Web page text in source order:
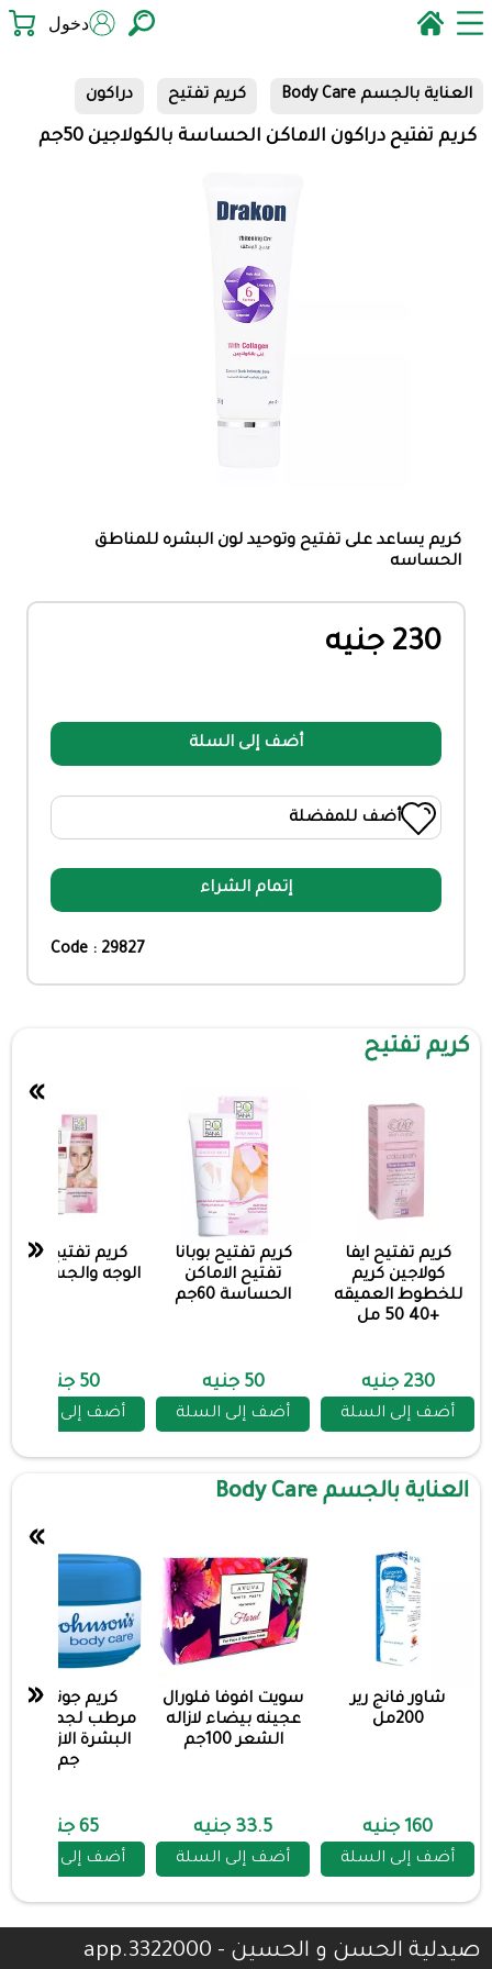
دخول
العناية بالجسم Body Care كريم تفتيح دراكون
كريم تفتيح دراكون الاماكن الحساسة بالكولاجين 50جم
كريم يساعد على تفتيح وتوحيد لون البشره للمناطق
الحساسه
230 جنيه
أضف إلى السلة
أضف للمفضلة
إتمام الشراء
Code : 29827
كريم تفتيح
كريم تفتيح ايفا
كولاجين كريم
للخطوط العميقه
+40 50 مل
230 جنيه
أضف إلى السلة
كريم تفتيح بوبانا
تفتيح الاماكن
الحساسة 60جم
50 جنيه
أضف إلى السلة
كريم تفتيح بوبانا
الوجه والجسم60جم
50 جنيه
أضف إلى السلة
»
«
العناية بالجسم Body Care
شاور فانج رير
200مل
160 جنيه
أضف إلى السلة
سويت افوفا فلورال
عجينه بيضاء لازاله
الشعر 100جم
33.5 جنيه
أضف إلى السلة
كريم جونسون
مرطب لجميع انواع
جم
65 جنيه
أضف إلى السلة
»
«
صيدلية الحسن و الحسين - 3322000.app